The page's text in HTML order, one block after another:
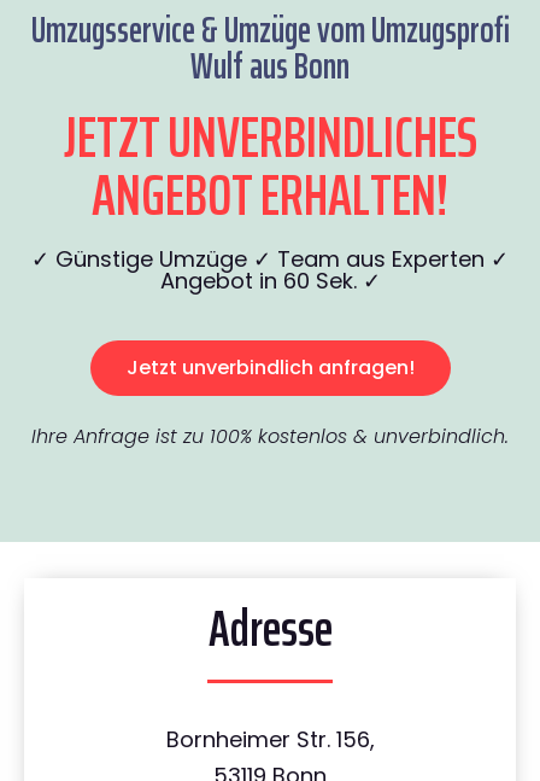
Umzugsservice & Umzüge vom Umzugsprofi
Wulf aus Bonn
JETZT UNVERBINDLICHES
ANGEBOT ERHALTEN!
✓ Günstige Umzüge ✓ Team aus Experten ✓
Angebot in 60 Sek. ✓
Jetzt unverbindlich anfragen!
Ihre Anfrage ist zu 100% kostenlos & unverbindlich.
Adresse
Bornheimer Str. 156,